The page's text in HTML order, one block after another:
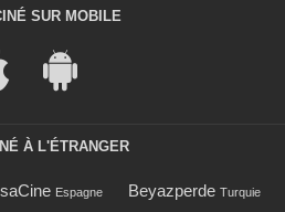
SUR MOBILE
À L'ÉTRANGER
Espagne Beyazperde Turquie